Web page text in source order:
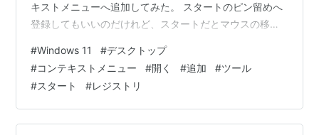
キストメニューへ追加してみた。 スタートのピン留めへ
登録してもいいのだけれど、スタートだとマウスの移動
計長くなる。 カスタマイズや編集時にあれこれツールを
起動するときには、そのマウスの移動距離がとてもウザ
く感じる。 🟡 コンテキストメニューだとその場で右クリ
して開けるので効率がいい。 コンテキストメニューでは
なくランチャーなどのツールを使う方法も考えられるけ
#Windows 11 #デスクトップ
#コンテキストメニュー #開く #追加 #ツール
#スタート #レジストリ